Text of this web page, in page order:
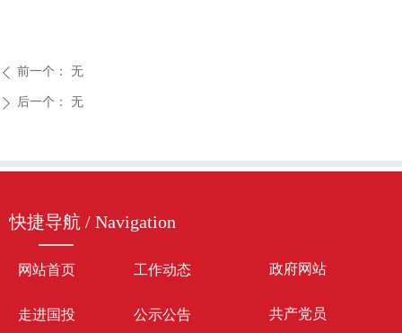
ꄴ 前一个： 无
ꄲ 后一个： 无
网站首页
走进国投
工作动态
公示公告
快捷导航 / Navigation
政府网站
共产党员